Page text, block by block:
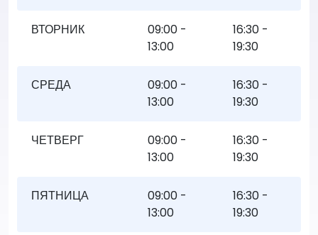
ВТОРНИК
09:00 -
13:00
16:30 -
19:30
СРЕДА
09:00 -
13:00
16:30 -
19:30
ЧЕТВЕРГ
09:00 -
13:00
16:30 -
19:30
ПЯТНИЦА
09:00 -
13:00
16:30 -
19:30